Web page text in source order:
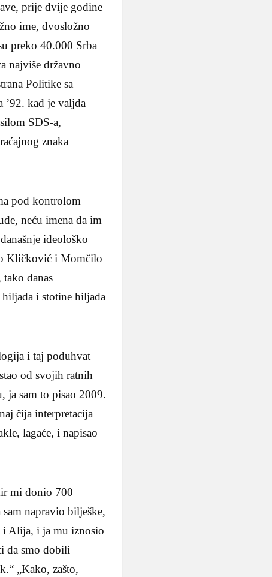
prije dvije godine
ime, dvosložno
preko 40.000 Srba
najviše državno
Politike sa
’92. kad je valjda
SDS-a,
znaka
pod kontrolom
neću imena da im
ideološko
Kličković i Momčilo
danas
i stotine hiljada
i taj poduhvat
od svojih ratnih
ja sam to pisao 2009.
čija interpretacija
lagaće, i napisao
mi donio 700
napravio bilješke,
i Alija, i ja mu iznosio
da smo dobili
„Kako, zašto,